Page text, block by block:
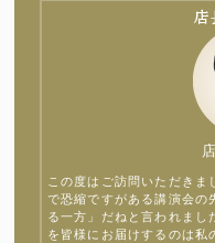
この度はご訪問いただきま
で恐縮ですがある講演会の
る一方」だねと言われまし
を皆様にお届けするのは私